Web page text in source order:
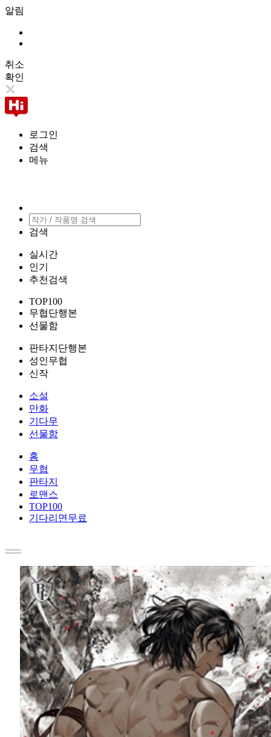
알림
취소
확인
로그인
검색
메뉴
검색
실시간
인기
추천검색
TOP100
무협단행본
선물함
판타지단행본
성인무협
신작
소설
만화
기다무
선물함
홈
무협
판타지
로맨스
TOP100
기다리면무료